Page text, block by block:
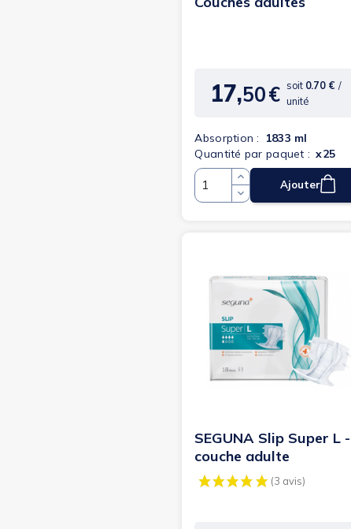
Prix
17,50€ soit 0.70 € /
unité
Absorption :
1833 ml
Quantité par paquet : x25
QuantitéAjouter
SEGUNA Slip Super L -
couche adulte